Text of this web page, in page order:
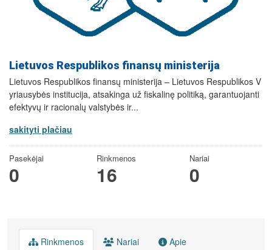
Lietuvos Respublikos finansų ministerija
Lietuvos Respublikos finansų ministerija – Lietuvos Respublikos V
yriausybės institucija, atsakinga už fiskalinę politiką, garantuojanti
efektyvų ir racionalų valstybės ir...
sakityti plačiau
Pasekėjai
0
Rinkmenos
16
Nariai
0
Rinkmenos Nariai Apie